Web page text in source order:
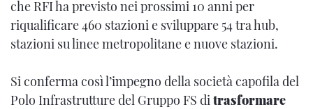
che RFI ha previsto nei prossimi 10 anni per
riqualificare 460 stazioni e sviluppare 54 tra hub,
stazioni su linee metropolitane e nuove stazioni.
Si conferma così l’impegno della società capofila del
Polo Infrastrutture del Gruppo FS ditrasformare